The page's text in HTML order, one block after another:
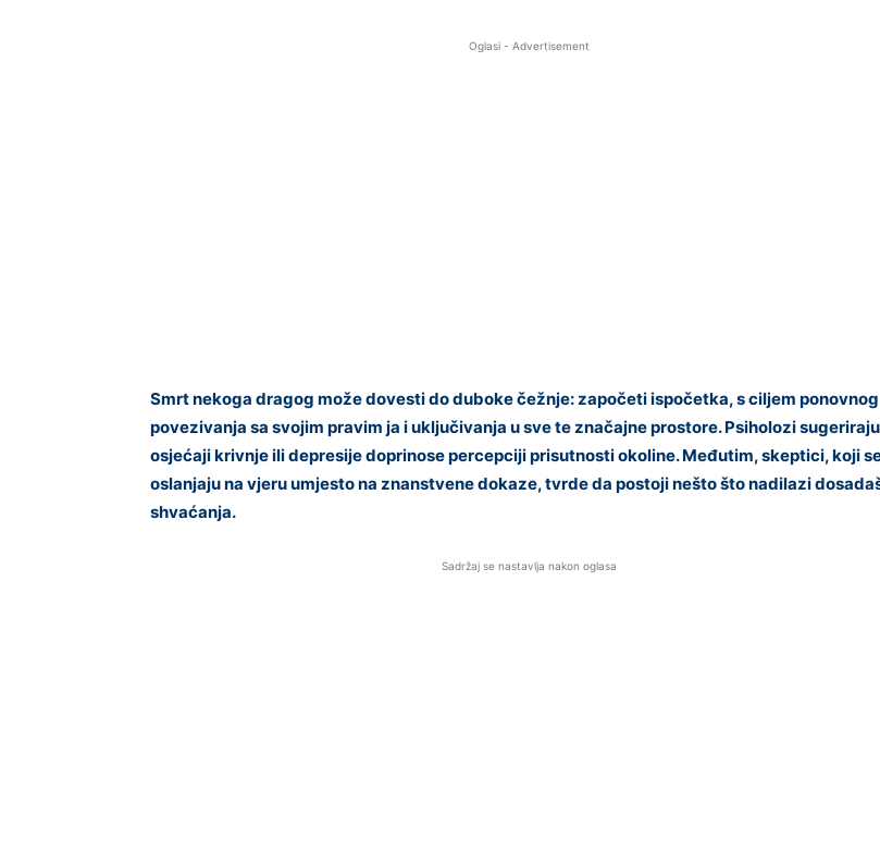
Oglasi - Advertisement
Smrt nekoga dragog može dovesti do duboke čežnje: započeti ispočetka, s ciljem ponovnog
povezivanja sa svojim pravim ja i uključivanja u sve te značajne prostore. Psiholozi
osjećaji krivnje ili depresije doprinose percepciji prisutnosti okoline. Međutim, skeptici, koji
oslanjaju na vjeru umjesto na znanstvene dokaze, tvrde da postoji nešto što nadilazi
shvaćanja.
Sadržaj se nastavlja nakon oglasa